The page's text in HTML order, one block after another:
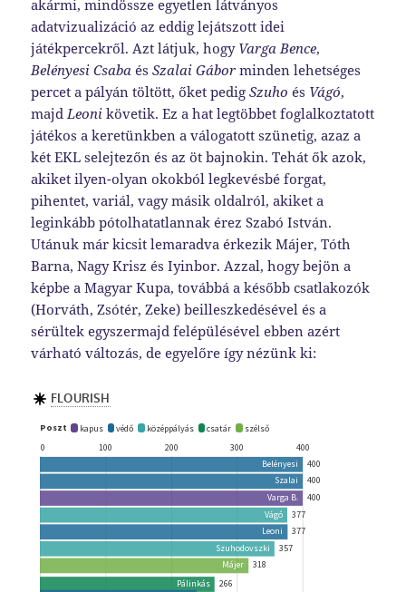
akármi, mindössze egyetlen látványos
adatvizualizáció az eddig lejátszott idei
játékpercekről. Azt látjuk, hogy Varga Bence,
Belényesi Csaba ésSzalai Gábor minden lehetséges
percet a pályán töltött, őket pedigSzuho és Vágó,
majd Leoni követik. Ez a hat legtöbbet foglalkoztatott
játékos a keretünkben a válogatott szünetig, azaz a
két EKL selejtezőn és az öt bajnokin. Tehát ők azok,
akiket ilyen-olyan okokból legkevésbé forgat,
pihentet, variál, vagy másik oldalról, akiket a
leginkább pótolhatatlannak érez Szabó István.
Utánuk már kicsit lemaradva érkezik Májer, Tóth
Barna, Nagy Krisz és Iyinbor. Azzal, hogy bejön a
képbe a Magyar Kupa, továbbá a később csatlakozók
(Horváth, Zsótér, Zeke) beilleszkedésével és a
sérültek egyszermajd felépülésével ebben azért
várható változás, de egyelőre így nézünk ki: